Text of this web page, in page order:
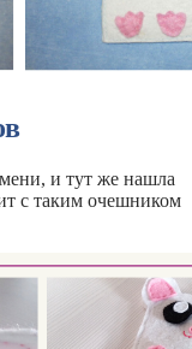
и тут же нашла
с таким очешником